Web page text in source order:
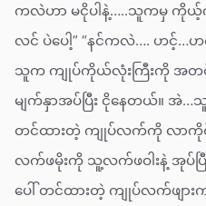
ကလဲဟာ မငိုပါနဲ့…..သူကမှ ကိုယ့်ကို
လင် ပဲပေါ့” “နင်ကလဲ…. ဟင့်…ဟ
သူက ကျုပ်ကိုယ်လုံးကြီးကို အတင်
မျက်နှာအပ်ပြီး ငိုနေတယ်။ အဲ
တင်ထားတဲ့ ကျုပ်လက်ကို လာ
လက်ဖမိုးကို သူ့လက်ဖဝါးနဲ့ အုပ်ပြီး
ပေါ် တင်ထားတဲ့ ကျုပ်လက်ဖျားက